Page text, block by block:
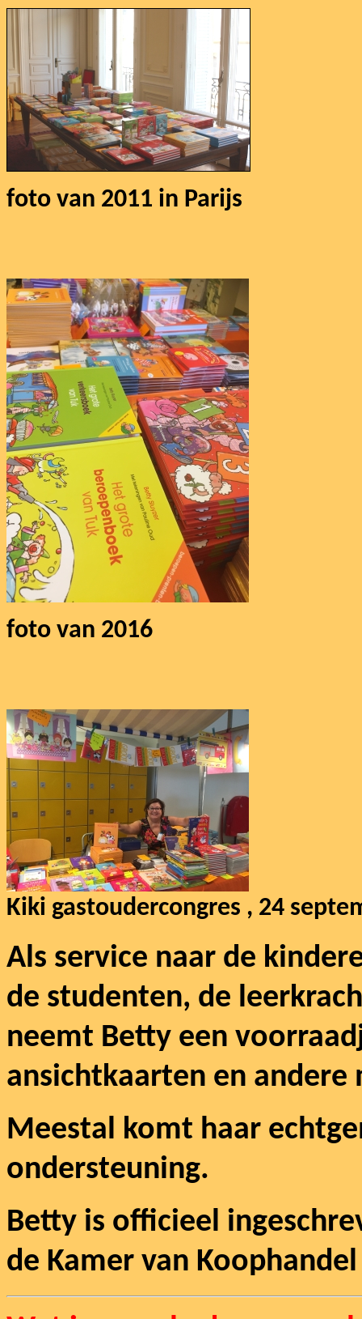
foto van 2011 in Parijs
foto van 2016
Kiki gastoudercongres , 24
Als service naar de
de studenten, de
neemt Betty een
ansichtkaarten en andere
Meestal komt haar
ondersteuning.
Betty is officieel
de Kamer van